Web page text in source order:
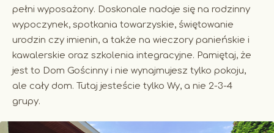
pełni wyposażony. Doskonale nadaje się na rodzinny
wypoczynek, spotkania towarzyskie, świętowanie
urodzin czy imienin, a także na wieczory panieńskie i
kawalerskie oraz szkolenia integracyjne. Pamiętaj, że
jest to Dom Gościnny i nie wynajmujesz tylko pokoju,
ale cały dom. Tutaj jesteście tylko Wy, a nie 2-3-4
grupy.